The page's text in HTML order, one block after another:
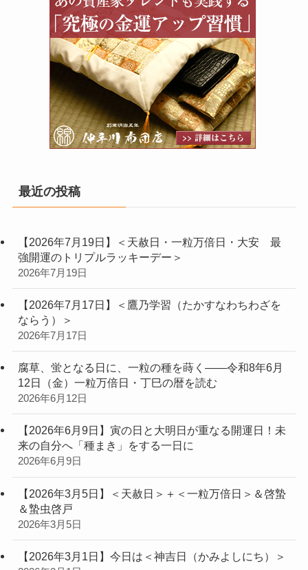
最近の投稿
【2026年7月19日】＜天赦日・一粒万倍日・大安 最
強開運のトリプルラッキーデー＞
2026年7月19日
【2026年7月17日】＜鷹乃学習（たかすなわちわざを
ならう）＞
2026年7月17日
腐草、蛍となる日に、一粒の種を蒔く——令和8年6月
12日（金）一粒万倍日・丁巳の暦を読む
2026年6月12日
【2026年6月9日】寅の日と大明日が重なる開運日！未
来の自分へ「種まき」をする一日に
2026年6月9日
【2026年3月5日】＜天赦日＞＋＜一粒万倍日＞＆啓蟄
＆蟄虫啓戸
2026年3月5日
【2026年3月1日】今日は＜神吉日（かみよしにち）＞